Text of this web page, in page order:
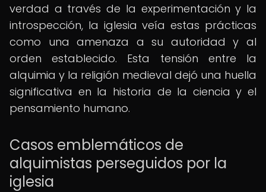
verdad a través de la experimentación y la
introspección, la iglesia veía estas prácticas
como una amenaza a su autoridad y al
orden establecido. Esta tensión entre la
alquimia y la religión medieval dejó una huella
significativa en la historia de la ciencia y el
pensamiento humano.
Casos emblemáticos de
alquimistas perseguidos por la
iglesia